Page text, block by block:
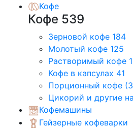
Кофе
Кофе 539
Зерновой кофе 184
Молотый кофе 125
Растворимый кофе
Кофе в капсулах 41
Порционный кофе (3
Цикорий и другие
Кофемашины
Гейзерные кофеварки